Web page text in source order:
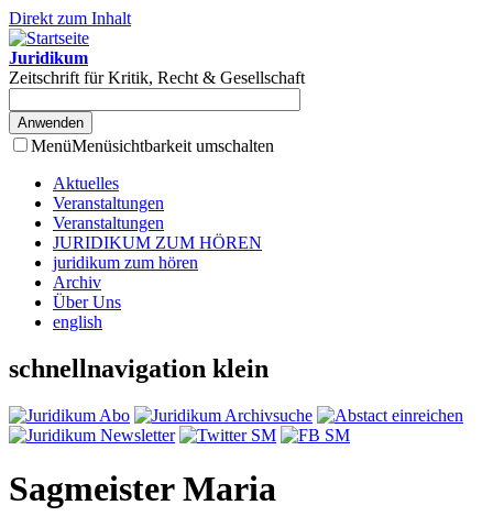
Direkt zum Inhalt
Juridikum
Zeitschrift für Kritik, Recht & Gesellschaft
MenüMenüsichtbarkeit umschalten
Aktuelles
Veranstaltungen
Veranstaltungen
JURIDIKUM ZUM HÖREN
juridikum zum hören
Archiv
Über Uns
english
schnellnavigation klein
Sagmeister Maria